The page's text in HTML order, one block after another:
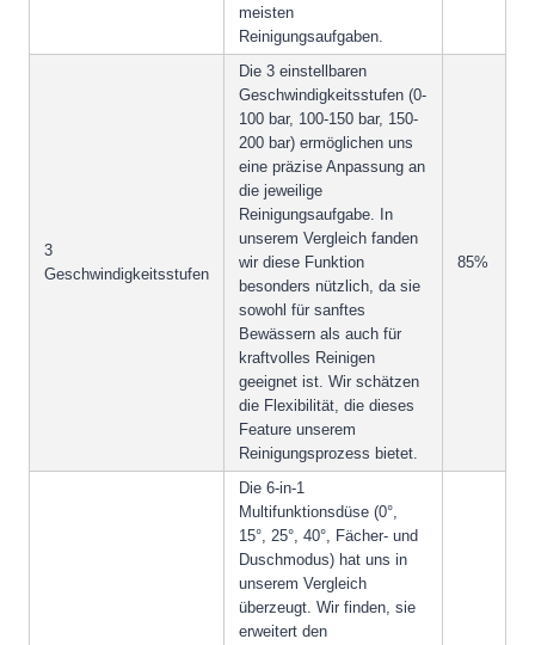
meisten
Reinigungsaufgaben.
3
Geschwindigkeitsstufen
Die 3 einstellbaren
Geschwindigkeitsstufen (0-
100 bar, 100-150 bar, 150-
200 bar) ermöglichen uns
eine präzise Anpassung an
die jeweilige
Reinigungsaufgabe. In
unserem Vergleich fanden
wir diese Funktion
besonders nützlich, da sie
sowohl für sanftes
Bewässern als auch für
kraftvolles Reinigen
geeignet ist. Wir schätzen
die Flexibilität, die dieses
Feature unserem
Reinigungsprozess bietet.
85%
Die 6-in-1
Multifunktionsdüse (0°,
15°, 25°, 40°, Fächer- und
Duschmodus) hat uns in
unserem Vergleich
überzeugt. Wir finden, sie
erweitert den